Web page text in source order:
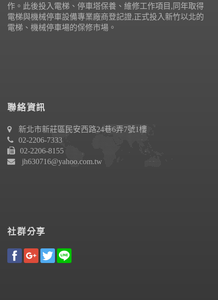
作。此後投入電梯、停車塔保養、維修工作項目,同年取得
電梯與機械停車設備專業廠商登記證,正式投入新竹以北的
電梯、機械停車場的保修市場。
聯絡資訊
新北市新莊區民安西路24巷6弄7號1樓
02-2206-7333
02-2206-8155
jh630716@yahoo.com.tw
社群分享